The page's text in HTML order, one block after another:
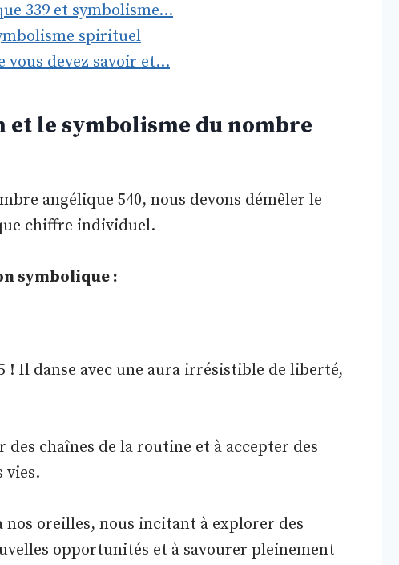
339 et symbolisme…
spirituel
vous devez savoir et…
le symbolisme du nombre
angélique 540, nous devons démêler le
chiffre individuel.
symbolique :
! Il danse avec une aura irrésistible de liberté,
chaînes de la routine et à accepter des
vies.
oreilles, nous incitant à explorer des
opportunités et à savourer pleinement